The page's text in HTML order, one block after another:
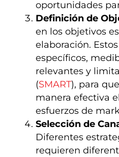
oportunidades
Definición de
en los objetivos
elaboración.
específicos,
relevantes y
(SMART), para
manera efectiva
esfuerzos de
Selección de
Diferentes
requieren